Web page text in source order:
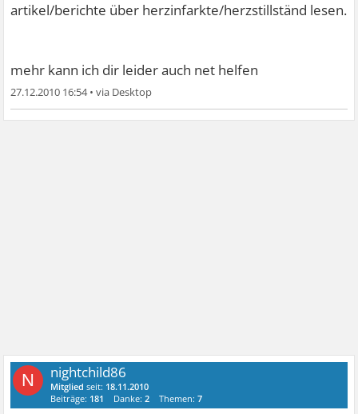
artikel/berichte über herzinfarkte/herzstillständ lesen.
mehr kann ich dir leider auch net helfen
27.12.2010 16:54•
N nightchild86
Mitglied seit: 18.11.2010
Beiträge: 181 Danke:2 Themen:7